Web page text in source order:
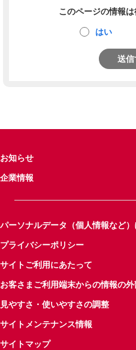
このページの情報
はい
送信
お知らせ
企業情報
パーソナルデータ（個人情報など）
プライバシーポリシー
サイトご利用にあたって
お客さまご利用端末からの情報の
見やすさ・使いやすさの調整
サイトメンテナンス情報
サイトマップ